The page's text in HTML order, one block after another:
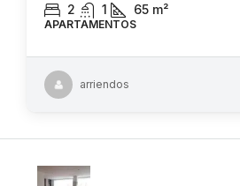
2 1 65 m²
APARTAMENTOS
arriendos